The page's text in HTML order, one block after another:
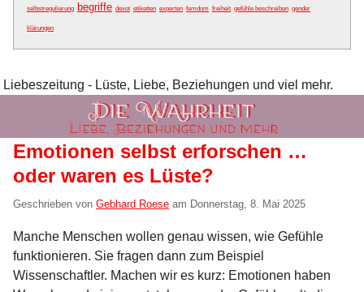
selbstregulierung begriffe devot etiketten experten femdom freiheit gefühle beschreiben gender
klärungen
Liebeszeitung - Lüste, Liebe, Beziehungen und viel mehr.
Emotionen selbst erforschen …
oder waren es Lüste?
Geschrieben von Gebhard Roese am Donnerstag, 8. Mai 2025
Manche Menschen wollen genau wissen, wie Gefühle
funktionieren. Sie fragen dann zum Beispiel
Wissenschaftler. Machen wir es kurz: Emotionen haben